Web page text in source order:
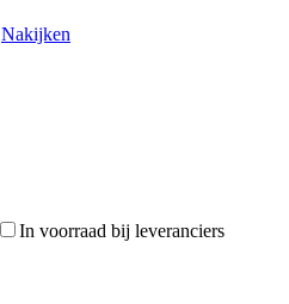
Nakijken
In voorraad bij leveranciers